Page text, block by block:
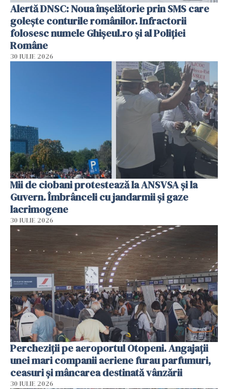
Alertă DNSC: Noua înșelătorie prin SMS care
golește conturile românilor. Infractorii
folosesc numele Ghișeul.ro și al Poliției
Române
30 IULIE 2026
Mii de ciobani protestează la ANSVSA și la
Guvern. Îmbrânceli cu jandarmii și gaze
lacrimogene
30 IULIE 2026
Percheziții pe aeroportul Otopeni. Angajații
unei mari companii aeriene furau parfumuri,
ceasuri și mâncarea destinată vânzării
30 IULIE 2026